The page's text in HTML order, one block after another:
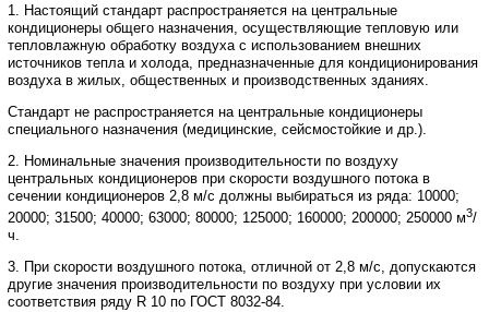
1. Настоящий стандарт распространяется на центральные
кондиционеры общего назначения, осуществляющие тепловую или
тепловлажную обработку воздуха с использованием внешних
источников тепла и холода, предназначенные для кондиционирования
воздуха в жилых, общественных и производственных зданиях.
Стандарт не распространяется на центральные кондиционеры
специального назначения (медицинские, сейсмостойкие и др.).
2. Номинальные значения производительности по воздуху
центральных кондиционеров при скорости воздушного потока в
сечении кондиционеров 2,8 м/с должны выбираться из ряда: 10000;
20000; 31500; 40000; 63000; 80000; 125000; 160000; 200000; 250000 м3/
ч.
3. При скорости воздушного потока, отличной от 2,8 м/с, допускаются
другие значения производительности по воздуху при условии их
соответствия ряду R 10 по ГОСТ 8032-84.